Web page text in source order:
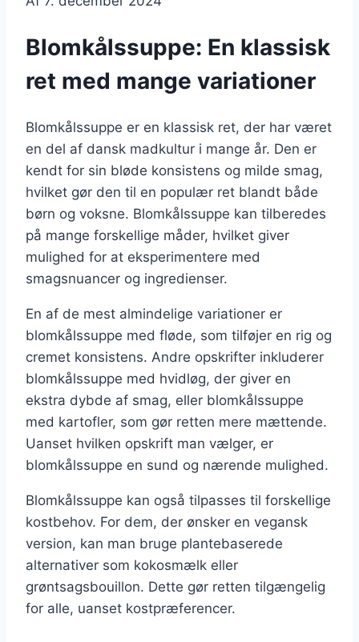
Blomkålssuppe: En klassisk
ret med mange variationer
Blomkålssuppe er en klassisk ret, der har været
en del af dansk madkultur i mange år. Den er
kendt for sin bløde konsistens og milde smag,
hvilket gør den til en populær ret blandt både
børn og voksne. Blomkålssuppe kan tilberedes
på mange forskellige måder, hvilket giver
mulighed for at eksperimentere med
smagsnuancer og ingredienser.
En af de mest almindelige variationer er
blomkålssuppe med fløde, som tilføjer en rig og
cremet konsistens. Andre opskrifter inkluderer
blomkålssuppe med hvidløg, der giver en
ekstra dybde af smag, eller blomkålssuppe
med kartofler, som gør retten mere mættende.
Uanset hvilken opskrift man vælger, er
blomkålssuppe en sund og nærende mulighed.
Blomkålssuppe kan også tilpasses til forskellige
kostbehov. For dem, der ønsker en vegansk
version, kan man bruge plantebaserede
alternativer som kokosmælk eller
grøntsagsbouillon. Dette gør retten tilgængelig
for alle, uanset kostpræferencer.